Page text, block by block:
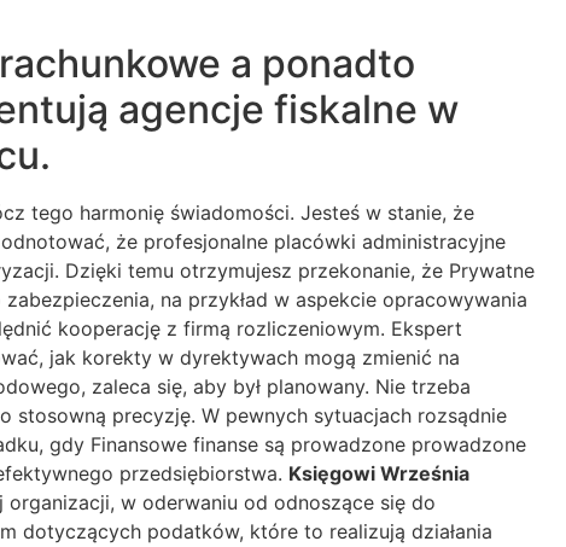
a ponadto
agencje fiskalne w
tego harmonię świadomości. Jesteś w stanie, że
że profesjonalne placówki administracyjne
Dzięki temu otrzymujesz przekonanie, że Prywatne
na przykład w aspekcie opracowywania
kooperację z firmą rozliczeniowym. Ekspert
jak korekty w dyrektywach mogą zmienić na
zaleca się, aby był planowany. Nie trzeba
stosowną precyzję. W pewnych sytuacjach rozsądnie
gdy Finansowe finanse są prowadzone prowadzone
przedsiębiorstwa. Księgowi Września
w oderwaniu od odnoszące się do
dotyczących podatków, które to realizują działania